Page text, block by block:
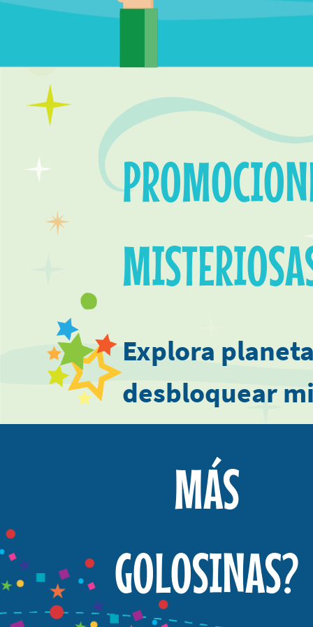
Explora
desbloquear
promociones y
premios fuera
mundo.
MÁS
GOLOSINAS?